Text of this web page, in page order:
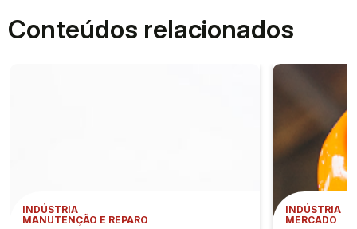
Conteúdos relacionados
INDÚSTRIA
MANUTENÇÃO E REPARO
INDÚSTRIA
MERCADO